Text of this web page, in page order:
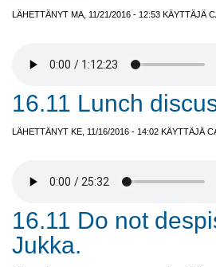
LÄHETTÄNYT MA, 11/21/2016 - 12:53 KÄYTTÄJÄ
16.11 Lunch
LÄHETTÄNYT KE, 11/16/2016 - 14:02 KÄYTTÄJÄ
16.11 Do not
Jukka.